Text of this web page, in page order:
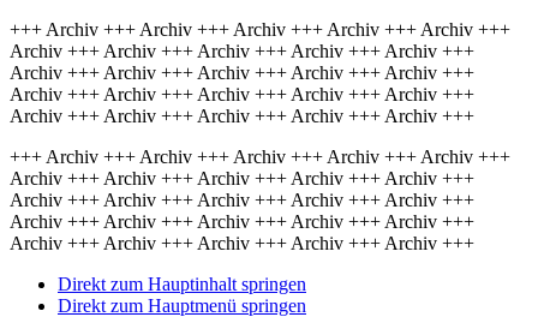
+++ Archiv +++ Archiv +++ Archiv +++ Archiv +++ Archiv +++
Archiv +++ Archiv +++ Archiv +++ Archiv +++ Archiv +++
Archiv +++ Archiv +++ Archiv +++ Archiv +++ Archiv +++
Archiv +++ Archiv +++ Archiv +++ Archiv +++ Archiv +++
Archiv +++ Archiv +++ Archiv +++ Archiv +++ Archiv +++
+++ Archiv +++ Archiv +++ Archiv +++ Archiv +++ Archiv +++
Archiv +++ Archiv +++ Archiv +++ Archiv +++ Archiv +++
Archiv +++ Archiv +++ Archiv +++ Archiv +++ Archiv +++
Archiv +++ Archiv +++ Archiv +++ Archiv +++ Archiv +++
Archiv +++ Archiv +++ Archiv +++ Archiv +++ Archiv +++
Direkt zum Hauptinhalt springen
Direkt zum Hauptmenü springen